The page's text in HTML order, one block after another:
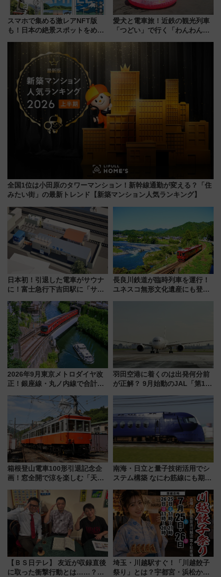
スマホで集める激レアNFT版
も！日本の絶景スポットをめぐ
ん)」企画がスタート
愛犬と電車旅！近鉄の観光列車
「つどい」で行く「わんわん列
める日帰りツアー
全国1位は小田原のタワーマンション！新幹線通勤が変える？「住
みたい街」の最新トレンド【新築マンション人気ランキング】
日本初！引退した電車がサウナ
に！富士急行下吉田駅に「サ電
業 行き交う電車の音や振動を
感じながら「ととのう」新感覚
長良川鉄道が臨時列車を運行！
ユネスコ無形文化遺産にも登録
2026年9月東京メトロダイヤ改
正！銀座線・丸ノ内線で合計
羽田空港に着くのは出発何分前
が正解？ 9月始動のJAL「第1タ
歩1キロ超え！ 知っておきたい
変更点まとめ
箱根登山電車100形引退記念企
画！窓全開で涼を楽しむ「天然
発売
南海・日立と量子技術活用でシ
ステム構築 なにわ筋線にも期待
【ＢＳ日テレ】 友近が収録直後
に取った衝撃行動とは……？
埼玉・川越駅すぐ！「川越餃子
祭り」とは？宇都宮・浜松から